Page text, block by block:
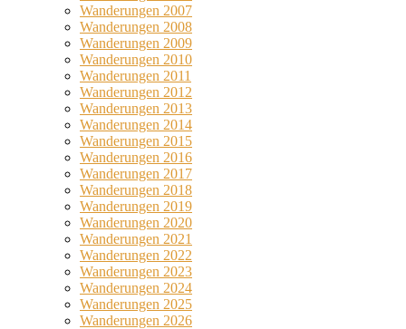
Wanderungen 2007
Wanderungen 2008
Wanderungen 2009
Wanderungen 2010
Wanderungen 2011
Wanderungen 2012
Wanderungen 2013
Wanderungen 2014
Wanderungen 2015
Wanderungen 2016
Wanderungen 2017
Wanderungen 2018
Wanderungen 2019
Wanderungen 2020
Wanderungen 2021
Wanderungen 2022
Wanderungen 2023
Wanderungen 2024
Wanderungen 2025
Wanderungen 2026